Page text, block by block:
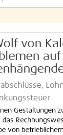
von
Gestaltungen
das
von